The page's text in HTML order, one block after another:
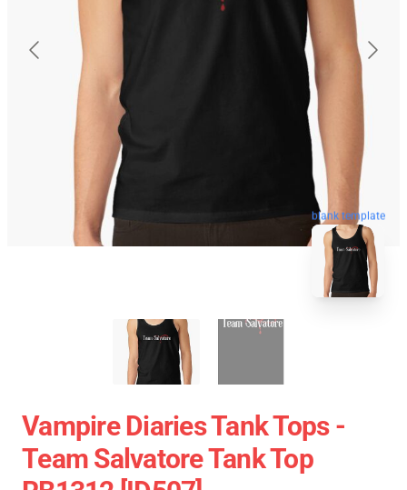
blank template
Vampire Diaries Tank Tops -
Team Salvatore Tank Top